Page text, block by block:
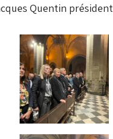
Quentin